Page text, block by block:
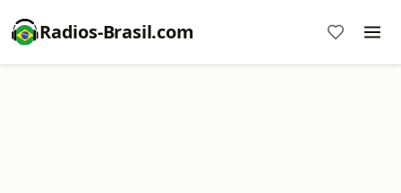
Radios-Brasil.com